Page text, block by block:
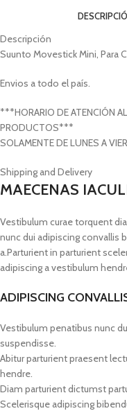
Descripción
Suunto Movestick Mini, Para
Envios a todo el país.
***HORARIO DE ATENCIÓN
PRODUCTOS***
SOLAMENTE DE LUNES A
Shipping and Delivery
MAECENAS
Vestibulum curae torquent
nunc dui adipiscing convallis
a.Parturient in parturient
adipiscing a vestibulum
ADIPISCING
Vestibulum penatibus nunc
suspendisse.
Abitur parturient praesent
hendre.
Diam parturient dictumst
Scelerisque adipiscing